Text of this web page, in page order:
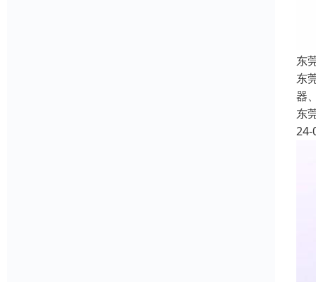
东
东
器
东
24-